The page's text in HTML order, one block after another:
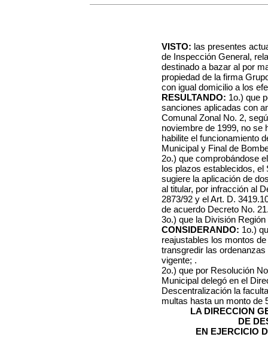
VISTO: las presentes
de Inspección General,
destinado a bazar al por
propiedad de la firma
con igual domicilio a los
RESULTANDO: 1o.) que
sanciones aplicadas con
Comunal Zonal No. 2,
noviembre de 1999, no se
habilite el funcionamiento
Municipal y Final de
2o.) que comprobándose
los plazos establecidos,
sugiere la aplicación de
al titular, por infracción al
2873/92 y el Art. D.
de acuerdo Decreto No.
3o.) que la División
CONSIDERANDO: 1o.)
reajustables los montos
transgredir las
vigente; .
2o.) que por Resolución
Municipal delegó en el
Descentralización la
multas hasta un monto de
LA DIRECCION
DE
EN EJERCICIO